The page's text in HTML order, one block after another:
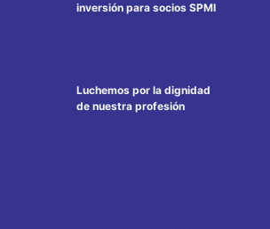
inversión para socios SPMI
Luchemos por la dignidad
de nuestra profesión